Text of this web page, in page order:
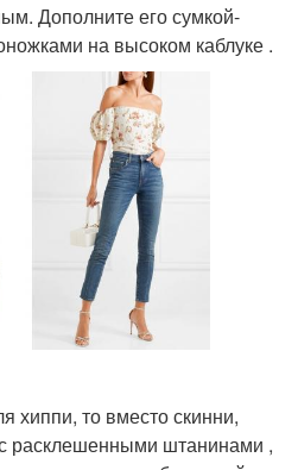
Дополните его сумкой-
на высоком каблуке .
хиппи, то вместо скинни,
расклешенными штанинами ,